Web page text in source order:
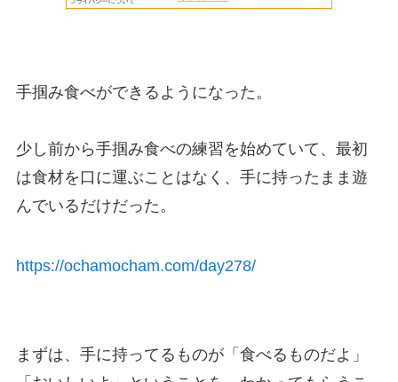
手掴み食べができるようになった。
少し前から手掴み食べの練習を始めていて、最初
は食材を口に運ぶことはなく、手に持ったまま遊
んでいるだけだった。
https://ochamocham.com/day278/
まずは、手に持ってるものが「食べるものだよ」